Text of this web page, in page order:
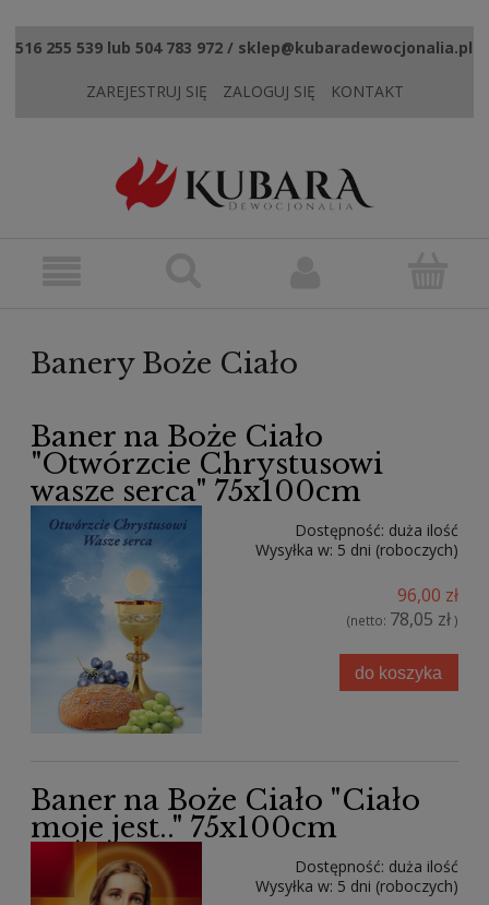
516 255 539 lub 504 783 972 / sklep@kubaradewocjonalia.pl
ZAREJESTRUJ SIĘ ZALOGUJ SIĘ KONTAKT
Banery Boże Ciało
Baner na Boże Ciało
"Otwórzcie Chrystusowi
wasze serca" 75x100cm
Dostępność: duża ilość
Wysyłka w: 5 dni (roboczych)
96,00 zł
(netto: 78,05 zł)
do koszyka
Baner na Boże Ciało "Ciało
moje jest.." 75x100cm
Dostępność: duża ilość
Wysyłka w: 5 dni (roboczych)